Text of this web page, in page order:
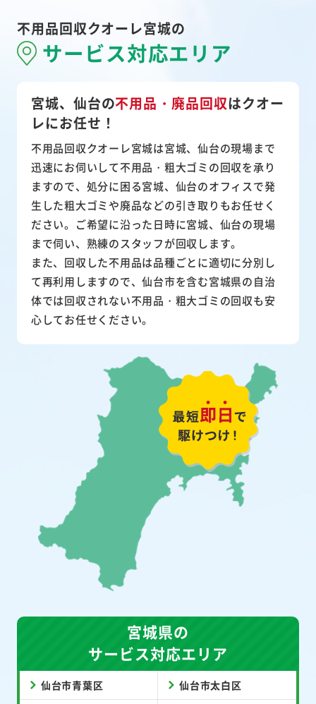
不用品回収クオーレ宮城の
サービス対応エリア
宮城、仙台の不用品・廃品回収はクオー
レにお任せ！
不用品回収クオーレ宮城は宮城、仙台の現場まで
迅速にお伺いして不用品・粗大ゴミの回収を承り
ますので、処分に困る宮城、仙台のオフィスで発
生した粗大ゴミや廃品などの引き取りもお任せく
ださい。ご希望に沿った日時に宮城、仙台の現場
まで伺い、熟練のスタッフが回収します。
また、 回収した不用品は品種ごとに適切に分別し
て再利用 しますので、仙台市を含む宮城県の自治
体では回収されない不用品・粗大ゴミの回収も安
心してお任せください。
宮城県の
サービス対応エリア
仙台市青葉区 仙台市太白区